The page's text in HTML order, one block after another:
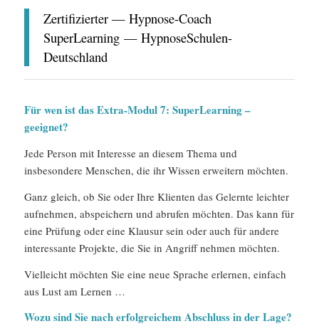
Zertifizierter — Hypnose-Coach
SuperLearning — HypnoseSchulen-
Deutschland
Für wen ist das Extra-Modul 7: SuperLearning –
geeignet?
Jede Person mit Interesse an diesem Thema und
insbesondere Menschen, die ihr Wissen erweitern möchten.
Ganz gleich, ob Sie oder Ihre Klienten das Gelernte leichter
aufnehmen, abspeichern und abrufen möchten. Das kann für
eine Prüfung oder eine Klausur sein oder auch für andere
interessante Projekte, die Sie in Angriff nehmen möchten.
Vielleicht möchten Sie eine neue Sprache erlernen, einfach
aus Lust am Lernen …
Wozu sind Sie nach erfolgreichem Abschluss in der Lage?